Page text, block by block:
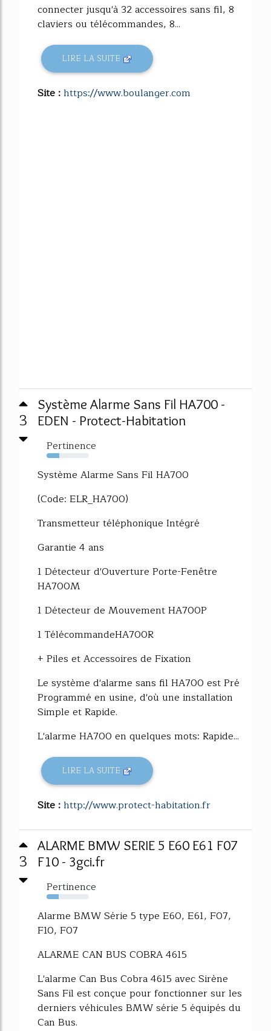
connecter jusqu'à 32 accessoires sans fil, 8
claviers ou télécommandes, 8...
LIRE LA SUITE
Site :https://www.boulanger.com
3
Système Alarme Sans Fil HA700 -
EDEN - Protect-Habitation
Pertinence
30%
Système Alarme Sans Fil HA700
(Code: ELR_HA700)
Transmetteur téléphonique Intégré
Garantie 4 ans
1 Détecteur d'Ouverture Porte-Fenêtre
HA700M
1 Détecteur de Mouvement HA700P
1 TélécommandeHA700R
+ Piles et Accessoires de Fixation
Le système d'alarme sans fil HA700 est Pré
Programmé en usine, d'où une installation
Simple et Rapide.
L'alarme HA700 en quelques mots: Rapide...
LIRE LA SUITE
Site :http://www.protect-habitation.fr
3
ALARME BMW SERIE 5 E60 E61 F07
F10 - 3gci.fr
Pertinence
29%
Alarme BMW Série 5 type E60, E61, F07,
F10, F07
ALARME CAN BUS COBRA 4615
L'alarme Can Bus Cobra 4615 avec Sirène
Sans Fil est conçue pour fonctionner sur les
derniers véhicules BMW série 5 équipés du
Can Bus.